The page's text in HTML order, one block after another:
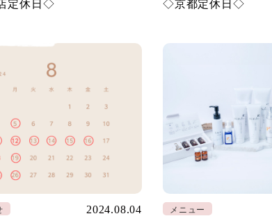
定休日◇
◇京都定休日◇
2024.08.04
メニュー